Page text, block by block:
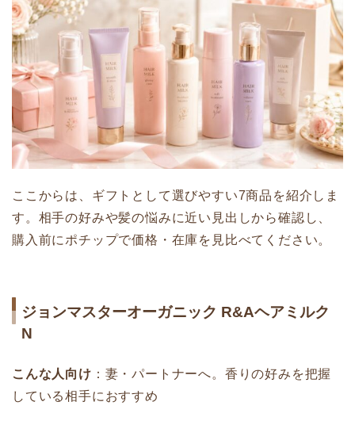
ここからは、ギフトとして選びやすい7商品を紹介しま
す。相手の好みや髪の悩みに近い見出しから確認し、
購入前にポチップで価格・在庫を見比べてください。
ジョンマスターオーガニック R&Aヘアミルク
N
こんな人向け ：妻・パートナーへ。香りの好みを把握
している相手におすすめ